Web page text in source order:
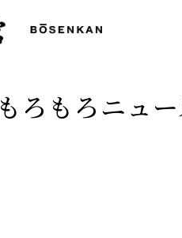
もろもろニュ